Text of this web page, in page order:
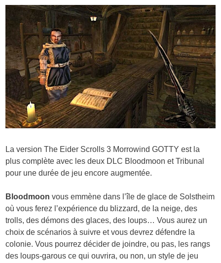
La version The Eider Scrolls 3 Morrowind GOTTY est la
plus complète avec les deux DLC Bloodmoon et Tribunal
pour une durée de jeu encore augmentée.
Bloodmoon vous emmène dans l’île de glace de Solstheim
où vous ferez l’expérience du blizzard, de la neige, des
trolls, des démons des glaces, des loups… Vous aurez un
choix de scénarios à suivre et vous devrez défendre la
colonie. Vous pourrez décider de joindre, ou pas, les rangs
des loups-garous ce qui ouvrira, ou non, un style de jeu